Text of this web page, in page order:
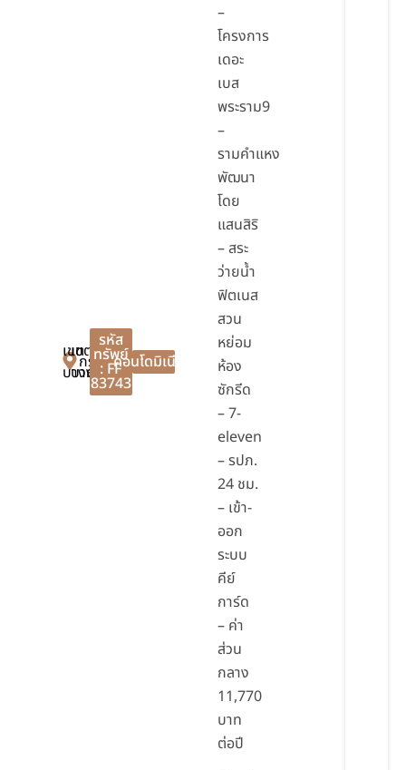
เขต
บางกะปิ
เขต
บางกะปิ
กรุงเทพมหานคร
รหัส
ทรัพย์
: FF
83743
คอนโดมิเนียม
–
โครงการ
เดอะ
เบส
พระราม9
–
รามคำแหง
พัฒนา
โดย
แสนสิริ
– สระ
ว่ายน้ำ
ฟิตเนส
สวน
หย่อม
ห้อง
ซักรีด
– 7-
eleven
– รปภ.
24 ชม.
– เข้า-
ออก
ระบบ
คีย์
การ์ด
– ค่า
ส่วน
กลาง
11,770
บาท
ต่อปี